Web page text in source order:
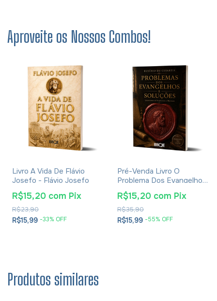
Aproveite os Nossos Combos!
Livro A Vida De Flávio
Josefo - Flávio Josefo
R$15,99 -33% OFF
R$23,90
R$15,20 com Pix
Pré-Venda Livro O
Problema Dos Evangelhos
E Soluções- Eusébio De
Cesareia
R$15,99 -55% OFF
R$35,90
R$15,20 com Pix
Produtos similares